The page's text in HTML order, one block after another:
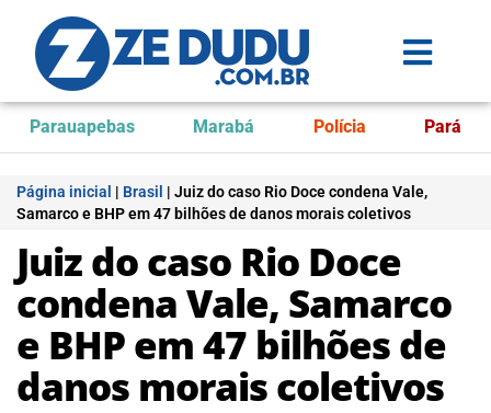
Parauapebas Marabá Polícia Pará
Página inicial | Brasil | Juiz do caso Rio Doce condena Vale,
Samarco e BHP em 47 bilhões de danos morais coletivos
Juiz do caso Rio Doce
condena Vale, Samarco
e BHP em 47 bilhões de
danos morais coletivos